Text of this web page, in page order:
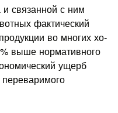
и связанной с ним
факти­ческий
во многих хо­
выше нормативного
ущерб